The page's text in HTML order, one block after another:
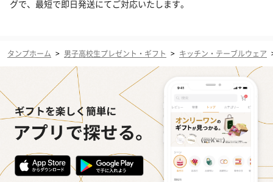
グで、最短で即日発送にてご対応いたします。
タンプホーム > 男子高校生プレゼント・ギフト > キッチン・テーブルウェア